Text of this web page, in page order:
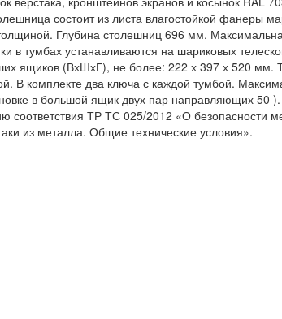
состоит из листа влагостойкой
Глубина столешниц 696 мм.
тумбах устанавливаются на шариковых
ящиков (ВхШхГ), не более: 222 х 397 х 520
В комплекте два ключа с каждой тумбой.
в большой ящик двух пар направляющих 50
соответствия ТР ТС 025/2012 «О безопасности
из металла. Общие технические условия».